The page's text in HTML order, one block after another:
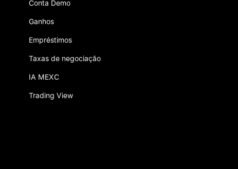
Conta Demo
Ganhos
Empréstimos
Taxas de negociação
IA MEXC
Trading View